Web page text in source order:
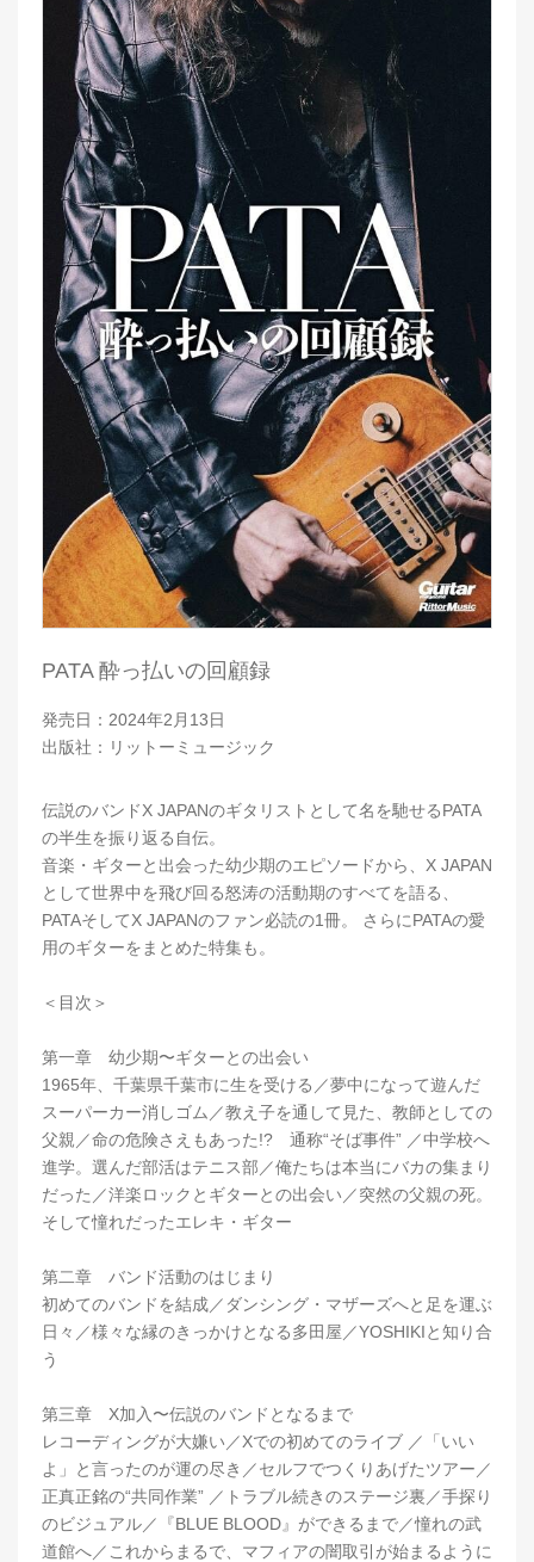
PATA 酔っ払いの回顧録
発売日：2024年2月13日
出版社：リットーミュージック
伝説のバンドX JAPANのギタリストとして名を馳せるPATA
の半生を振り返る自伝。
音楽・ギターと出会った幼少期のエピソードから、X JAPAN
として世界中を飛び回る怒涛の活動期のすべてを語る、
PATAそしてX JAPANのファン必読の1冊。 さらにPATAの愛
用のギターをまとめた特集も。
＜目次＞
第一章 幼少期〜ギターとの出会い
1965年、千葉県千葉市に生を受ける／夢中になって遊んだ
スーパーカー消しゴム／教え子を通して見た、教師としての
父親／命の危険さえもあった!? 通称“そば事件” ／中学校へ
進学。選んだ部活はテニス部／俺たちは本当にバカの集まり
だった／洋楽ロックとギターとの出会い／突然の父親の死。
そして憧れだったエレキ・ギター
第二章 バンド活動のはじまり
初めてのバンドを結成／ダンシング・マザーズへと足を運ぶ
日々／様々な縁のきっかけとなる多田屋／YOSHIKIと知り合
う
第三章 X加入〜伝説のバンドとなるまで
レコーディングが大嫌い／Xでの初めてのライブ ／「いい
よ」と言ったのが運の尽き／セルフでつくりあげたツアー／
正真正銘の“共同作業” ／トラブル続きのステージ裏／手探り
のビジュアル／『BLUE BLOOD』ができるまで／憧れの武
道館へ／これからまるで、マフィアの闇取引が始まるように